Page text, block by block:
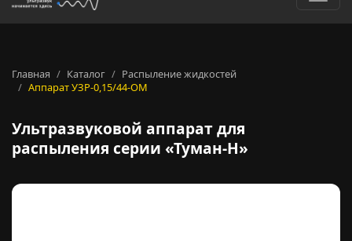
Главная Каталог
Распыление жидкостей
Аппарат УЗР-0,15/44-ОМ
Ультразвуковой аппарат
Ультразвуковой аппарат для
распыления серии «Туман-Н»